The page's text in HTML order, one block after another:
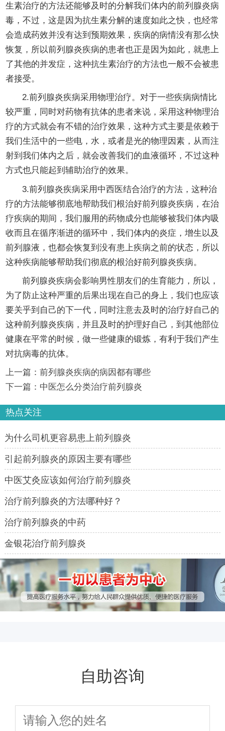
生素治疗的方法还能够及时的分解我们体内的前列腺炎病
毒，不过，这是因为抗生素分解的速度如此之快，也经常
会造成药效并没有达到预期效果，疾病的病情没有那么快
恢复，所以前列腺炎疾病的患者也正是因为如此，就患上
了其他的并发症，这种抗生素治疗的方法也一般不会被患
者接受。
2.前列腺炎疾病采用物理治疗。对于一些疾病病情比
较严重，同时对药物有抗体的患者来说，采用这种物理治
疗的方式就会有不错的治疗效果，这种方式主要是依赖于
我们生活中的一些电，水，或者是光的物理因素，从而注
射到我们体内之后，就会改善我们的血液循环，不过这种
方式也只能起到辅助治疗的效果。
3.前列腺炎疾病采用中西医结合治疗的方法，这种治
疗的方法能够彻底地帮助我们根治好前列腺炎疾病，在治
疗疾病的期间，我们服用的药物成分也能够被我们体内吸
收而且在循序渐进的循环中，我们体内的炎症，增生以及
前列腺液，也都会恢复到没有患上疾病之前的状态，所以
这种疾病能够帮助我们彻底的根治好前列腺炎疾病。
前列腺炎疾病会影响男性朋友们的生育能力，所以，
为了防止这种严重的后果出现在自己的身上，我们也应该
要关乎到自己的下一代，同时注意去及时的治疗好自己的
这种前列腺炎疾病，并且及时的护理好自己，到其他部位
健康在平常的时候，做一些健康的锻炼，有利于我们产生
对抗病毒的抗体。
上一篇： 前列腺炎疾病的病因都有哪些
下一篇： 中医怎么分类治疗前列腺炎
热点关注
为什么司机更容易患上前列腺炎
引起前列腺炎的原因主要有哪些
中医艾灸应该如何治疗前列腺炎
治疗前列腺炎的方法哪种好？
治疗前列腺炎的中药
金银花治疗前列腺炎
自助咨询